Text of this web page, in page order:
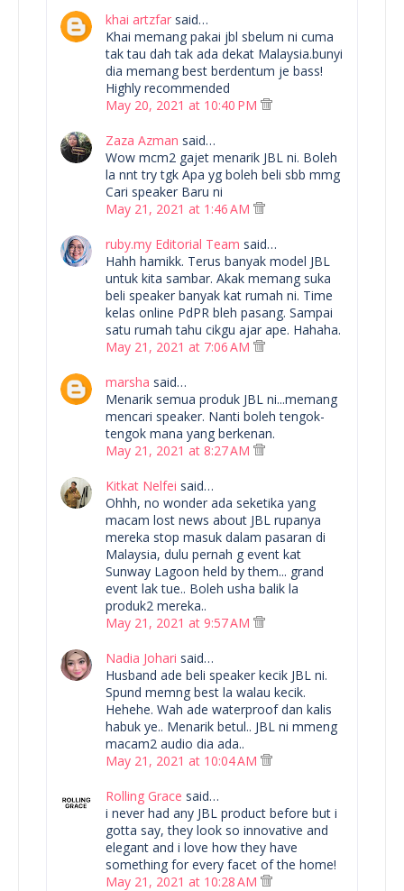
khai artzfar said…
Khai memang pakai jbl sbelum ni cuma
tak tau dah tak ada dekat Malaysia.bunyi
dia memang best berdentum je bass!
Highly recommended
May 20, 2021 at 10:40 PM
Zaza Azman said…
Wow mcm2 gajet menarik JBL ni. Boleh
la nnt try tgk Apa yg boleh beli sbb mmg
Cari speaker Baru ni
May 21, 2021 at 1:46 AM
ruby.my Editorial Team said…
Hahh hamikk. Terus banyak model JBL
untuk kita sambar. Akak memang suka
beli speaker banyak kat rumah ni. Time
kelas online PdPR bleh pasang. Sampai
satu rumah tahu cikgu ajar ape. Hahaha.
May 21, 2021 at 7:06 AM
marsha said…
Menarik semua produk JBL ni...memang
mencari speaker. Nanti boleh tengok-
tengok mana yang berkenan.
May 21, 2021 at 8:27 AM
Kitkat Nelfei said…
Ohhh, no wonder ada seketika yang
macam lost news about JBL rupanya
mereka stop masuk dalam pasaran di
Malaysia, dulu pernah g event kat
Sunway Lagoon held by them... grand
event lak tue.. Boleh usha balik la
produk2 mereka..
May 21, 2021 at 9:57 AM
Nadia Johari said…
Husband ade beli speaker kecik JBL ni.
Spund memng best la walau kecik.
Hehehe. Wah ade waterproof dan kalis
habuk ye.. Menarik betul.. JBL ni mmeng
macam2 audio dia ada..
May 21, 2021 at 10:04 AM
Rolling Grace said…
i never had any JBL product before but i
gotta say, they look so innovative and
elegant and i love how they have
something for every facet of the home!
May 21, 2021 at 10:28 AM